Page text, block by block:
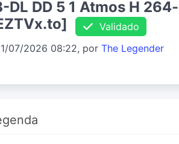
DL DD 5 1 Atmos H 264-
Validado
07/2026 08:22, por The Legender